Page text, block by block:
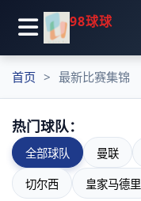
98球球
首页 最新比赛集锦
热门球队：
全部球队 曼联
切尔西 皇家马德里